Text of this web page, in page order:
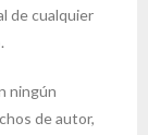
de cualquier
ningún
de autor,